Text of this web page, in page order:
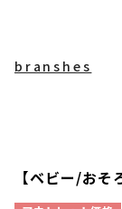
branshes
【ベビー/お